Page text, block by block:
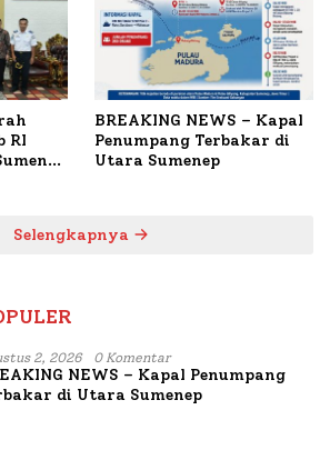
RI
BREAKING NEWS – Kapal
Penumpang Terbakar di
Utara Sumenep
Selengkapnya
2, 2026 0 Komentar
NEWS – Kapal Penumpang
di Utara Sumenep